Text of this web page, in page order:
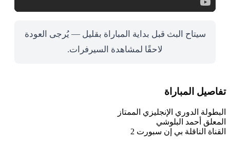
سيتاح البث قبل بداية المباراة بقليل — يُرجى العودة
لاحقًا لمشاهدة السيرفرات.
تفاصيل المباراة
البطولة الدوري الإنجليزي الممتاز
المعلق أحمد البلوشي
القناة الناقلة بي إن سبورت 2